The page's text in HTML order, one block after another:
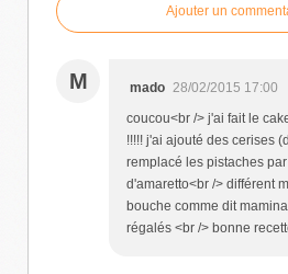
Ajouter un
M mado 28/02/2015 17:00
coucou<br /> j'ai fait le
!!!!! j'ai ajouté des cerises
remplacé les pistaches
d'amaretto<br /> différent
bouche comme dit
régalés <br /> bonne